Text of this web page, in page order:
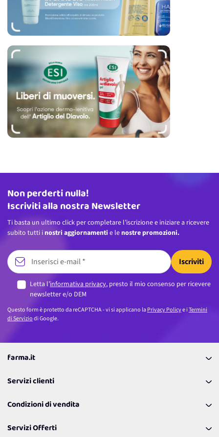
Indirizzo email
Non perderti nulla!
Iscriviti alla nostra Newsletter
Ti basta un ultimo click per completare l’iscrizione e iniziare a ricevere
subito tutti i nostri aggiornamenti e le nostre promozioni.
Iscriviti
Letta l’informativa privacy, presto il mio consenso per ricevere
newsletter e/o DEM
Questo form è protetto da reCAPTCHA - vi si applicano laPrivacy Policye iTermini
di Serviziodi Google.
farma.it
Coupon
Lavora con noi
Politiche per la parità di genere
Servizi clienti
Richiamami
Resi
Condizioni di vendita
Spedizioni
Servizi Offerti